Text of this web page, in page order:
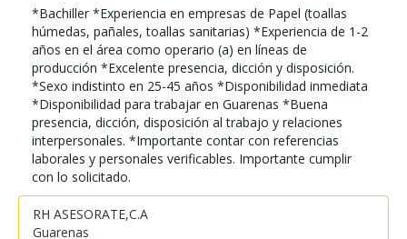
*Bachiller *Experiencia en empresas de Papel (toallas
húmedas, pañales, toallas sanitarias) *Experiencia de 1-2
años en el área como operario (a) en líneas de
producción *Excelente presencia, dicción y disposición.
*Sexo indistinto en 25-45 años *Disponibilidad inmediata
*Disponibilidad para trabajar en Guarenas *Buena
presencia, dicción, disposición al trabajo y relaciones
interpersonales. *Importante contar con referencias
laborales y personales verificables. Importante cumplir
con lo solicitado.
RH ASESORATE,C.A
Guarenas